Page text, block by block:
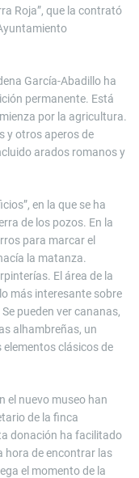
Roja”, que la contrató
García-Abadillo ha
permanente. Está
por la agricultura.
y otros aperos de
arados romanos y
en la que se ha
de los pozos. En la
para marcar el
la matanza.
El área de la
más interesante sobre
pueden ver cananas,
alhambreñas, un
clásicos de
el nuevo museo han
de la finca
donación ha facilitado
hora de encontrar las
el momento de la